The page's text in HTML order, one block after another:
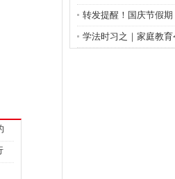
转发提醒！国庆节假期
学法时习之｜家庭教